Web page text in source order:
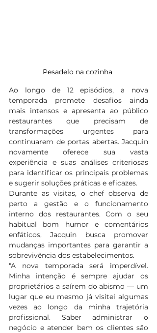
Pesadelo na cozinha
Ao longo de 12 episódios, a nova
temporada promete desafios ainda
mais intensos e apresenta ao público
restaurantes que precisam de
transformações urgentes para
continuarem de portas abertas. Jacquin
novamente oferece sua vasta
experiência e suas análises criteriosas
para identificar os principais problemas
e sugerir soluções práticas e eficazes.
Durante as visitas, o chef observa de
perto a gestão e o funcionamento
interno dos restaurantes. Com o seu
habitual bom humor e comentários
enfáticos, Jacquin busca promover
mudanças importantes para garantir a
sobrevivência dos estabelecimentos.
"A nova temporada será imperdível.
Minha intenção é sempre ajudar os
proprietários a saírem do abismo — um
lugar que eu mesmo já visitei algumas
vezes ao longo da minha trajetória
profissional. Saber administrar o
negócio e atender bem os clientes são